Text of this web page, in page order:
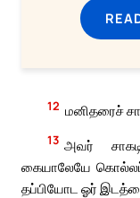
12 மனிதரைச்
13 அவர்
கையாலேயே
தப்பியோட ஓர்